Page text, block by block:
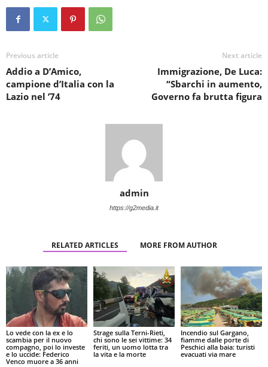
Previous article
Addio a D’Amico,
campione d’Italia con la
Lazio nel ’74
Next article
Immigrazione, De Luca:
“Sbarchi in aumento,
Governo fa brutta figura
admin
https://g2media.it
RELATED ARTICLES MORE FROM AUTHOR
Lo vede con la ex e lo
scambia per il nuovo
compagno, poi lo investe
e lo uccide: Federico
Venco muore a 36 anni
Strage sulla Terni-Rieti,
chi sono le sei vittime: 34
feriti, un uomo lotta tra
la vita e la morte
Incendio sul Gargano,
fiamme dalle porte di
Peschici alla baia: turisti
evacuati via mare